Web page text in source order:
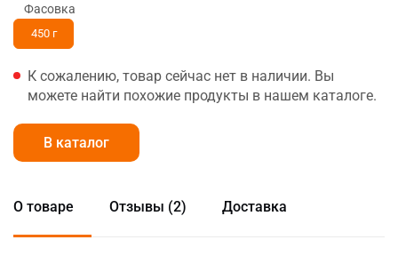
Фасовка
450 г
К сожалению, товар сейчас нет в наличии. Вы
можете найти похожие продукты в нашем каталоге.
В каталог
О товаре Отзывы (2) Доставка